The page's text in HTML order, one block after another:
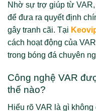
Nhờ sự trợ giúp từ
để đưa ra quyết định
gây tranh cãi. Tại
cách hoạt động của
trong bóng đá chuyên
Công nghệ VAR
thế nào?
Hiểu rõ VAR là gì